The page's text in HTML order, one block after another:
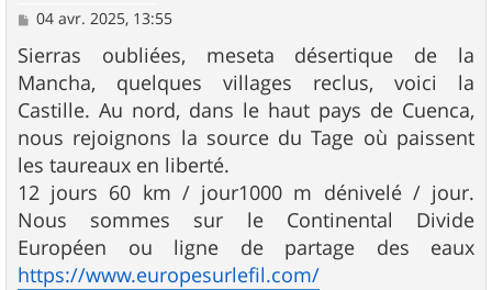
M
s
s
a
g
e
04 avr. 2025, 13:55
Sierras oubliées, meseta désertique de la
Mancha, quelques villages reclus, voici la
Castille. Au nord, dans le haut pays de Cuenca,
nous rejoignons la source du Tage où paissent
les taureaux en liberté.
12 jours 60 km / jour1000 m dénivelé / jour.
Nous sommes sur le Continental Divide
Européen ou ligne de partage des eaux
https://www.europesurlefil.com/